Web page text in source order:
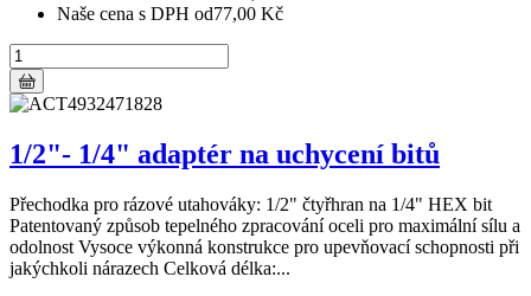
Naše cena s DPH od77,00 Kč
1/2"- 1/4" adaptér na uchycení bitů
Přechodka pro rázové utahováky: 1/2" čtyřhran na 1/4" HEX bit
Patentovaný způsob tepelného zpracování oceli pro maximální sílu a
odolnost Vysoce výkonná konstrukce pro upevňovací schopnosti při
jakýchkoli nárazech Celková délka:...